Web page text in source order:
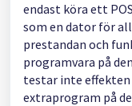
endast köra ett
som en dator för
prestandan och
programvara på
testar inte
extraprogram på